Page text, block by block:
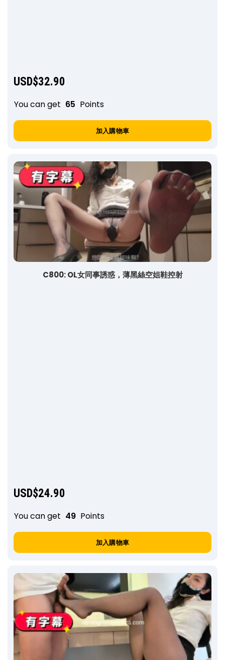
USD$32.90
You can get 65 Points
加入購物車
C800: OL女同事誘惑，薄黑絲空姐鞋控射
USD$24.90
You can get 49 Points
加入購物車